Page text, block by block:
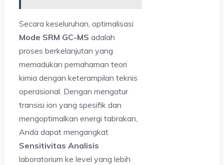
Secara keseluruhan, optimalisasi
Mode SRM GC-MS adalah
proses berkelanjutan yang
memadukan pemahaman teori
kimia dengan keterampilan teknis
operasional. Dengan mengatur
transisi ion yang spesifik dan
mengoptimalkan energi tabrakan,
Anda dapat mengangkat
Sensitivitas Analisis
laboratorium ke level yang lebih